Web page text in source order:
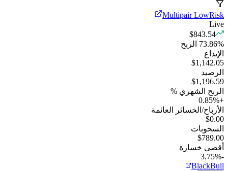
Multipair LowRisk
Live
$843.54
73.86%
الربح
الإيداع
$1,142.05
الرصيد
$1,196.59
الربح الشهري %
+
0.85%
الأرباح/الخسائر العائمة
$0.00
السحوبات
$789.00
أقصى خسارة
-3.75%
BlackBull